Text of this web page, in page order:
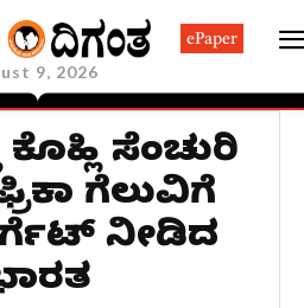
9, 2026
ePaper
ಕೊಹ್ಲಿ ಸೆಂಚುರಿ
ಗೆಲುವಿಗೆ
ನೀಡಿದ